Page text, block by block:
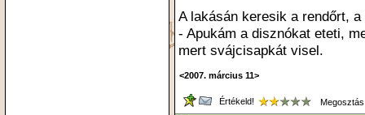
A lakásán keresik a rendőrt,
- Apukám a disznókat eteti,
mert svájcisapkát visel.
<2007. március 11>
Értékeld!